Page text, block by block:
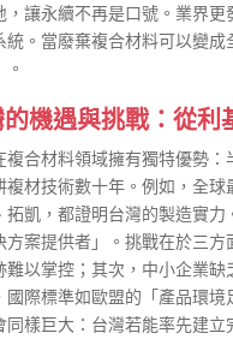
，讓永續不再是口號。業界
統。當廢棄複合材料可以變
的機遇與挑戰：從利
複合材料領域擁有獨特優勢
複材技術數十年。例如，全
拓凱，都證明台灣的製造實
方案提供者」。挑戰在於三
難以掌控；其次，中小企業
國際標準如歐盟的「產品環境
同樣巨大：台灣若能率先建